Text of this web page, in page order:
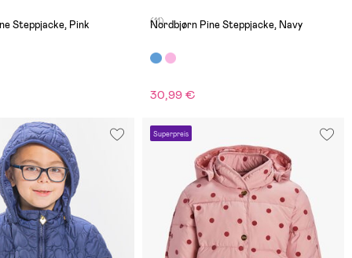
Steppjacke, Pink (11)
Nordbjørn Pine Steppjacke, Navy
30,99 €
Superpreis